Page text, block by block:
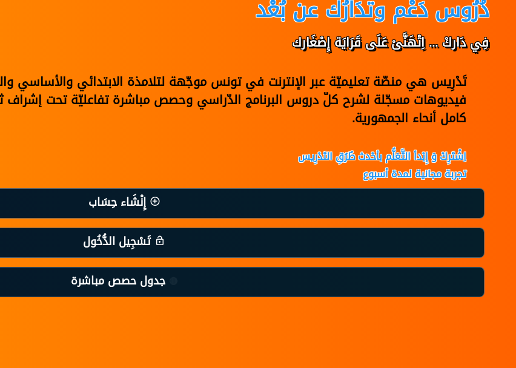
دُرُوس دَعْم وتدَارُك عن بُعْد
فِي دَاركْ ... اِتْهَنَّىْ عَلَى قَرَايَة إِصْغَارك
تَدْرِيس هي منصّة تعليميّة عبر الإنترنت في تونس موجّهة لتلامذة الابتدائي
فيديوهات مسجّلة لشرح كلّ دروس البرنامج الدّراسي وحصص مباشرة تفاعليّة تحت إشراف
كامل أنحاء الجمهورية.
اِشْتَرِكْ وَ إِبْدأ التَّعَلُّم بأحْدث طُرُقِ التَدْرِيس
تجربة مجانية لمدة أسبوع
إِنْشَاء حِسَاب
تَسْجِيل الدُّخُول
جدول حصص مباشرة